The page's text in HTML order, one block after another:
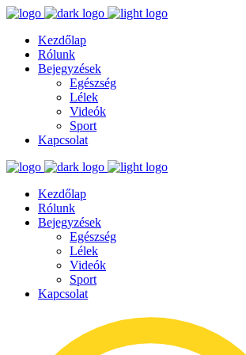
Kezdőlap
Rólunk
Bejegyzések
Egészség
Lélek
Videók
Sport
Kapcsolat
Kezdőlap
Rólunk
Bejegyzések
Egészség
Lélek
Videók
Sport
Kapcsolat